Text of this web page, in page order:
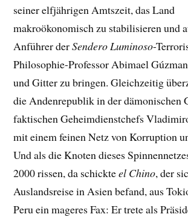
seiner elfjährigen Amtszeit, das Land
makroökonomisch zu stabilisieren und
Anführer derSendero Luminoso-
Philosophie-Professor Abimael
und Gitter zu bringen. Gleichzeitig
die Andenrepublik in der dämonischen
faktischen Geheimdienstchefs
mit einem feinen Netz von Korruption
Und als die Knoten dieses
2000 rissen, da schickteel Chino, der
Auslandsreise in Asien befand, aus
Peru ein mageres Fax: Er trete als